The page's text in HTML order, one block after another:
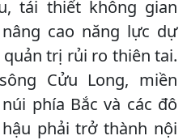
tái thiết không gian
cao năng lực dự
trị rủi ro thiên tai.
Cửu Long, miền
phía Bắc và các đô
phải trở thành nội